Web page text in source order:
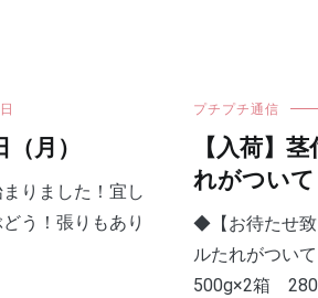
月）
りました！宜し
う！張りもあり
プチプチ通信
【入荷】
れがつい
◆【お待たせ致
ルたれがつい
500g×2箱